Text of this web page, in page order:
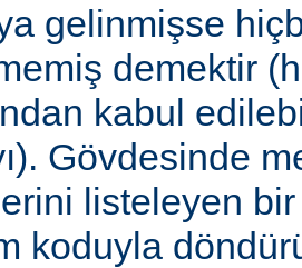
gelinmişse
demektir
kabul
Gövdesinde
listeleyen
koduyla